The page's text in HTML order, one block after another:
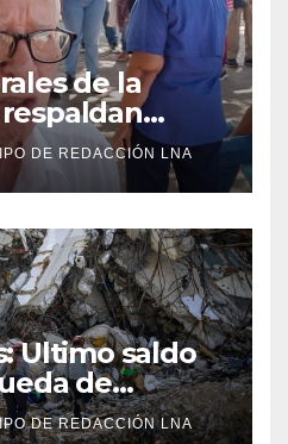
de la
Bono
100 dólares
pensionados y
DE REDACCIÓN LNA
Ultimo saldo
de
entre los
DE REDACCIÓN LNA